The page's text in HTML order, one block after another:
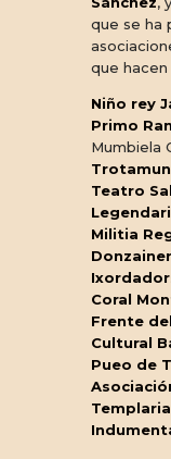
que se ha
que
Niño rey
Primo
Mumbiela
Teatro
Militia
Coral
Frente
Cultural
Pueo de